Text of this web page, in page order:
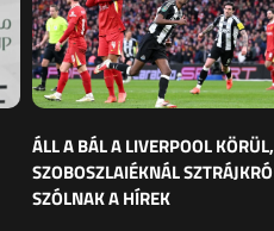
ÁLL A BÁL A LIVERPOOL KÖRÜL,
SZOBOSZLAIÉKNÁL
SZÓLNAK A HÍREK